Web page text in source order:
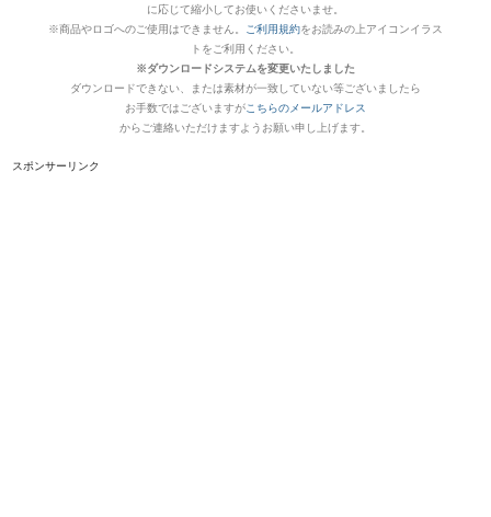
に応じて縮小してお使いくださいませ。
※商品やロゴへのご使用はできません。
ご利用規約をお読みの上アイコンイラス
トをご利用ください。
※ダウンロードシステムを変更いたしました
ダウンロードできない、または素材が一致していない等ございましたら
お手数ではございますがこちらのメールアドレス
からご連絡いただけますようお願い申し上げます。
スポンサーリンク